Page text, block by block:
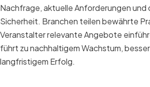
Nachfrage, aktuelle Anforderungen und
Sicherheit. Branchen teilen bewährte
Veranstalter relevante Angebote
führt zu nachhaltigem Wachstum,
langfristigem Erfolg.